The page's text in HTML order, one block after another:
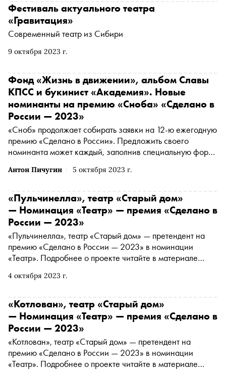
Казани. «Сноб» изучил программу и рассказывает о
самых интересных постановках фестиваля
9 октября 2023 г.
Фестиваль актуального театра
«Гравитация»
Современный театр из Сибири
Антон Пичугин 5 октября 2023 г.
Фонд «Жизнь в движении», альбом Славы
КПСС и букинист «Академия». Новые
номинанты на премию «Сноба» «Сделано в
России — 2023»
«Сноб» продолжает собирать заявки на 12-ю ежегодную
премию «Сделано в России». Предложить своего
номинанта может каждый, заполнив специальную форму
номинантах за прошедшую неделю
4 октября 2023 г.
«Пульчинелла», театр «Старый дом»
— Номинация «Театр» — премия «Сделано в
России — 2023»
«Пульчинелла», театр «Старый дом» — претендент на
премию «Сделано в России — 2023» в номинации
«Театр». Подробнее о проекте читайте в материале
Premium&Private». Технологический партнер —
важных дел» — «Россия — страна возможностей»
«Котлован», театр «Старый дом»
— Номинация «Театр» — премия «Сделано в
России — 2023»
«Котлован», театр «Старый дом» — претендент на
премию «Сделано в России — 2023» в номинации
«Театр». Подробнее о проекте читайте в материале